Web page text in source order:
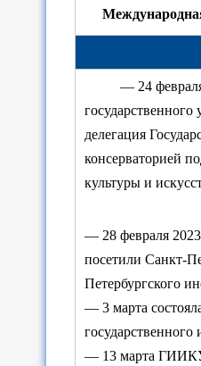
— 24
делегация
консерваторией
культуры и
— 28 февраля 2023
посетили Санкт-
Петербургского
— 3 марта
— 13 марта